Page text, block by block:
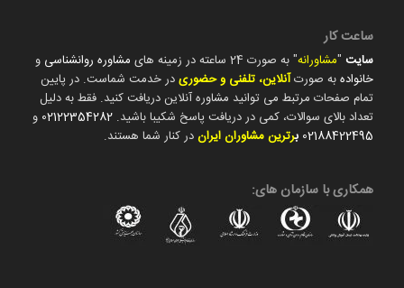
ساعت کار
سایت"مشاورانه" به صورت 24 ساعته در زمینه های مشاوره روانشناسی و
خانوادهبه صورتآنلاین، تلفنی و حضوریدر خدمت شماست. در پایین
تمام صفحات مرتبط می توانید مشاوره آنلاین دریافت کنید. فقط به دلیل
تعداد بالای سوالات، کمی در دریافت پاسخ شکیبا باشید. 02122354282 و
02188422495 برترین مشاوران ایراندر کنار شما هستند.
همکاری با سازمان های: